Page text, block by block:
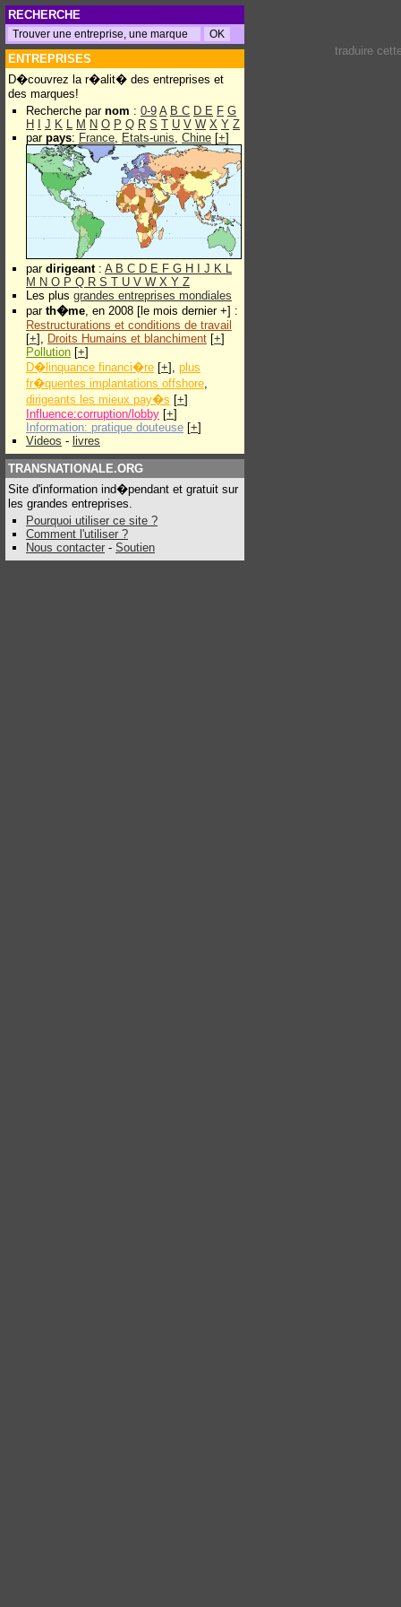
RECHERCHE
ENTREPRISES
D�couvrez la r�alit� des entreprises et
des marques!
Recherche par nom : 0-9 A B C D E F G
H
J K L M N O P Q R S T U V W X Y Z
par pays: France, Etats-unis, Chine [+]
par dirigeant: A B C D E F G H J K L
M N O P Q R S T U V W X Y Z
Les plus grandes entreprises mondiales
par th�me, en 2008 [le mois dernier +] :
Restructurations et conditions de travail
[+], Droits Humains et blanchiment [+]
Pollution [+]
D�linquance financi�re [+], plus
fr�quentes implantations offshore,
dirigeants les mieux pay�s [+]
Influence:corruption/lobby [+]
Information: pratique douteuse [+]
Videos - livres
TRANSNATIONALE.ORG
Site d'information ind�pendant et gratuit sur
les grandes entreprises.
Pourquoi utiliser ce site ?
Comment l'utiliser ?
Nous contacter - Soutien
traduire